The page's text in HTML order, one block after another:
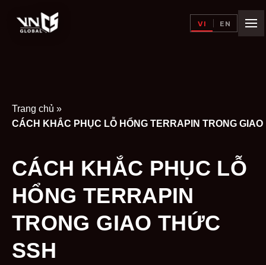
Trang chủ »
CÁCH KHẮC PHỤC LỖ
HỔNG TERRAPIN
TRONG GIAO THỨC
SSH
VI EN